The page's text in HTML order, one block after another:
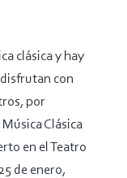
clásica y hay
con
por
Clásica
en el Teatro
de enero,